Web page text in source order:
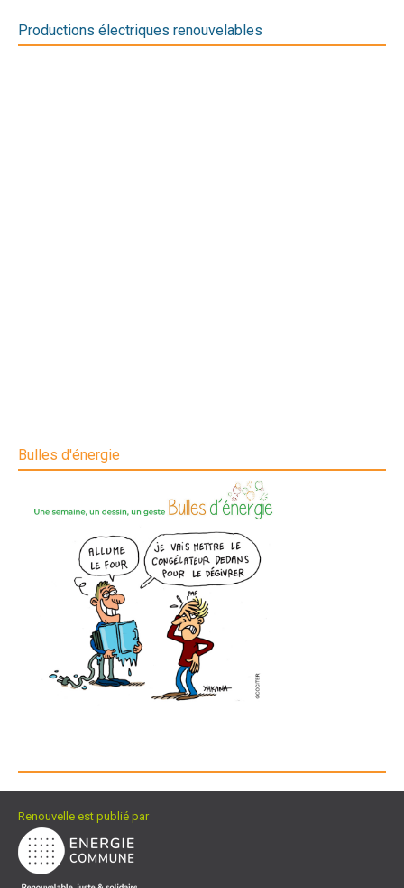
Productions électriques renouvelables
Bulles d'énergie
Renouvelle est publié par